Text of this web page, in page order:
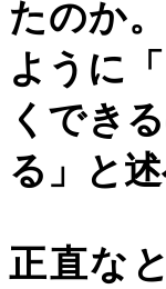
たのか
ように
くでき
る」と述
正直な